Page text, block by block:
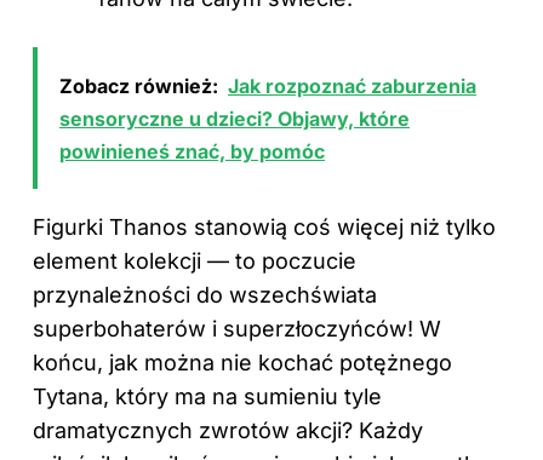
Zobacz również: Jak rozpoznać zaburzenia
sensoryczne u dzieci? Objawy, które
powinieneś znać, by pomóc
Figurki Thanos stanowią coś więcej niż tylko
element kolekcji — to poczucie
przynależności do wszechświata
superbohaterów i superzłoczyńców! W
końcu, jak można nie kochać potężnego
Tytana, który ma na sumieniu tyle
dramatycznych zwrotów akcji? Każdy